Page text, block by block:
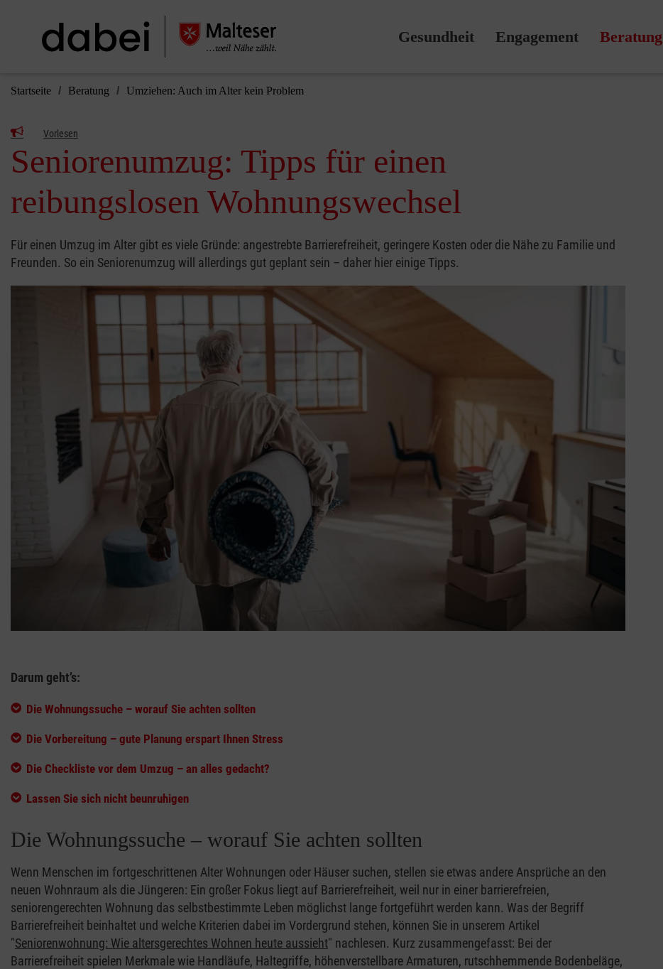
Gesundheit Engagement Beratung
Startseite Beratung Umziehen: Auch im Alter kein Problem
Vorlesen
Seniorenumzug: Tipps für einen
reibungslosen Wohnungswechsel
Für einen Umzug im Alter gibt es viele Gründe: angestrebte Barrierefreiheit, geringere Kosten oder die Nähe zu Familie und
Freunden. So ein Seniorenumzug will allerdings gut geplant sein – daher hier einige Tipps.
Darum geht’s:
Die Wohnungssuche – worauf Sie achten sollten
Die Vorbereitung – gute Planung erspart Ihnen Stress
Die Checkliste vor dem Umzug – an alles gedacht?
Lassen Sie sich nicht beunruhigen
Die Wohnungssuche – worauf Sie achten sollten
Wenn Menschen im fortgeschrittenen Alter Wohnungen oder Häuser suchen, stellen sie etwas andere Ansprüche an den
neuen Wohnraum als die Jüngeren: Ein großer Fokus liegt auf Barrierefreiheit, weil nur in einer barrierefreien,
seniorengerechten Wohnung das selbstbestimmte Leben möglichst lange fortgeführt werden kann. Was der Begriff
Barrierefreiheit beinhaltet und welche Kriterien dabei im Vordergrund stehen, können Sie in unserem Artikel
"Seniorenwohnung: Wie altersgerechtes Wohnen heute aussieht" nachlesen. Kurz zusammengefasst: Bei der
Barrierefreiheit spielen Merkmale wie Handläufe, Haltegriffe, höhenverstellbare Armaturen, rutschhemmende Bodenbeläge,